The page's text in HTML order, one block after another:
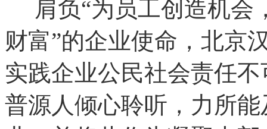
肩负“为员工创造机会
财富”的企业使命，北京
实践企业公民社会责任
普源人倾心聆听，力所